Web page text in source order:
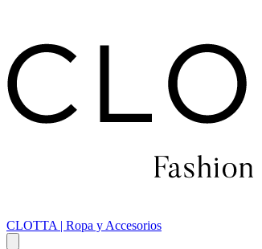
CLOTTA | Ropa y Accesorios